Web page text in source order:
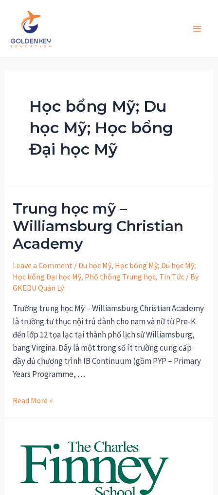
content
Học bổng Mỹ; Du
học Mỹ; Học bổng
Đại học Mỹ
Trung học mỹ –
Williamsburg Christian
Academy
Leave a Comment / Du học Mỹ, Học bổng Mỹ; Du học Mỹ;
Học bổng Đại học Mỹ, Phổ thông Trung học, Tin Tức / By
GKEDU Quản Lý
Trường trung học Mỹ – Williamsburg Christian Academy
là trường tư thục nội trú dành cho nam và nữ từ Pre-K
đến lớp 12 tọa lạc tại thành phố lịch sử Williamsburg,
bang Virgina. Đây là một trong số ít trường cung cấp
đầy đủ chương trình IB Continuum (gồm PYP – Primary
Years Programme, …
Trung
Williamsburg
Christian
Academy
Read More »